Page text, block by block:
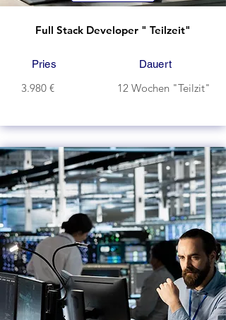
Full Stack Developer " Teilzeit"
Pries
3.980 €
Dauert
12 Wochen "Teilzit"